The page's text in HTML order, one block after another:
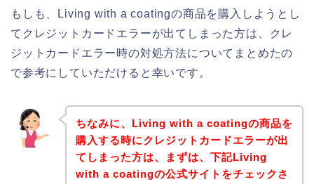
もしも、Living with a coatingの商品を購入しようとし
てクレジットカードエラーが出てしまった方は、クレ
ジットカードエラー時の対処方法についてまとめたの
で参考にしていただけると幸いです。
ちなみに、Living with a coatingの商品を
購入する時にクレジットカードエラーが出
てしまった方は、まずは、下記Living
with a coatingの公式サイトをチェックさ